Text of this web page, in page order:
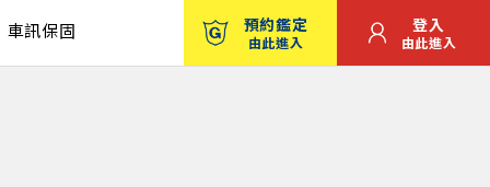
車訊保固 預約鑑定
由此進入
登入
由此進入